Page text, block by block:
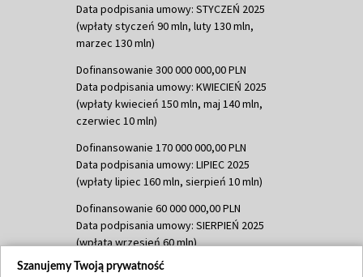
Data podpisania umowy: STYCZEŃ 2025
(wpłaty styczeń 90 mln, luty 130 mln,
marzec 130 mln)
Dofinansowanie 300 000 000,00 PLN
Data podpisania umowy: KWIECIEŃ 2025
(wpłaty kwiecień 150 mln, maj 140 mln,
czerwiec 10 mln)
Dofinansowanie 170 000 000,00 PLN
Data podpisania umowy: LIPIEC 2025
(wpłaty lipiec 160 mln, sierpień 10 mln)
Dofinansowanie 60 000 000,00 PLN
Data podpisania umowy: SIERPIEŃ 2025
(wpłata wrzesień 60 mln)
Dofinansowanie 635 783 051,21 PLN
Szanujemy Twoją prywatność